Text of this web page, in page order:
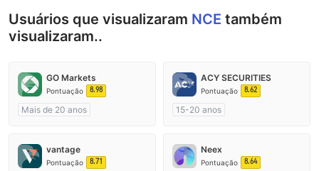
Usuários que visualizaram NCE também
visualizaram..
GO Markets
Pontuação 8.98
Mais de 20 anos
Market Marketing (MM)
cTrader
ACY SECURITIES
Pontuação 8.62
15-20 anos
Market Marketing (MM)
Etiqueta principal MT4
vantage
Pontuação 8.71
Neex
Pontuação 8.64